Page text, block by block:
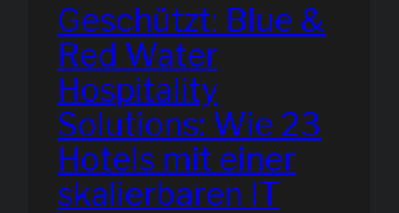
Geschützt: Blue &
Red Water
Hospitality
Solutions: Wie 23
Hotels mit einer
skalierbaren IT